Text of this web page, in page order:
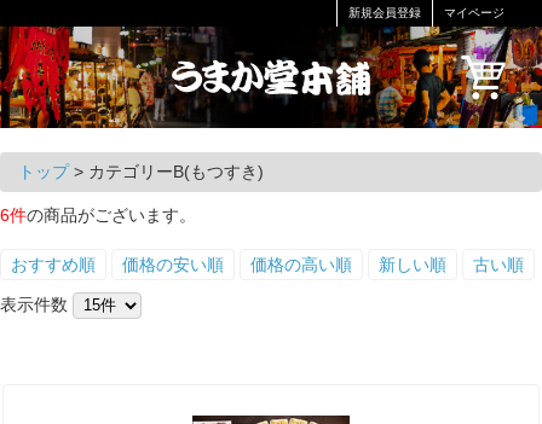
新規会員登録 マイページ
トップ> カテゴリーB(もつすき)
6件の商品がございます。
おすすめ順 価格の安い順 価格の高い順 新しい順 古い順
表示件数